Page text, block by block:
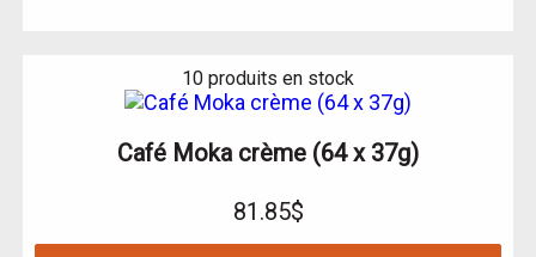
81.85$
Café Moka crème (64 x 37g)
10 produits en stock